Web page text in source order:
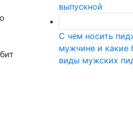
выпускной
С чем носить
мужчине и какие
виды мужских